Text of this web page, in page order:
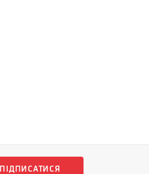
ПІДПИСАТИСЯ